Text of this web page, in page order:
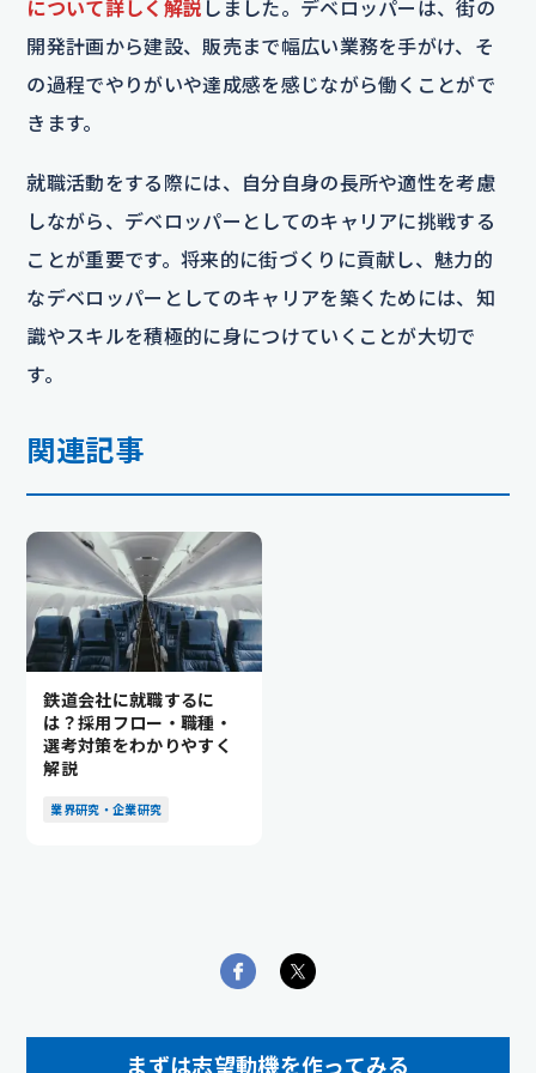
について詳しく解説 しました。デベロッパーは、街の
開発計画から建設、販売まで幅広い業務を手がけ、そ
の過程でやりがいや達成感を感じながら働くことがで
きます。
就職活動をする際には、自分自身の長所や適性を考慮
しながら、デベロッパーとしてのキャリアに挑戦する
ことが重要です。将来的に街づくりに貢献し、魅力的
なデベロッパーとしてのキャリアを築くためには、知
識やスキルを積極的に身につけていくことが大切で
す。
関連記事
鉄道会社に就職するに
は？採用フロー・職種・
選考対策をわかりやすく
解説
業界研究・企業研究
まずは志望動機を作ってみる